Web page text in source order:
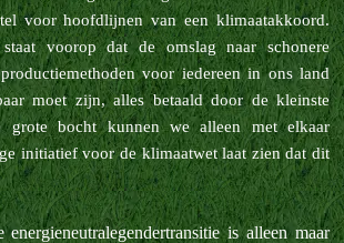
voor hoofdlijnen van eenklimaatakkoord.
voorop dat de omslag naar schonere
voor iedereen in ons land
moet zijn, alles betaald door de kleinste
grote bochtkunnen we alleen met elkaar
initiatief voor de klimaatwet laat zien dat dit
is alleen maar